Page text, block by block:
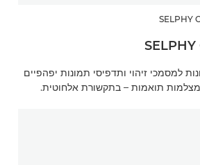
SELPHY
למסמכי זיהוי ותדפיסי תמונות יפהפיים
תואמות – בתקשורת אלחוטית.